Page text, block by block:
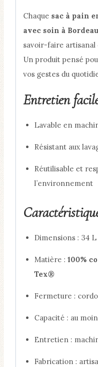
Chaque sac à pain
avec soin à
savoir-faire artisanal
Un produit pensé
vos gestes du
Entretien
Lavable en
Résistant aux
Réutilisable et
l’environnement
Dimensions : 34 L
Matière : 100%
Tex®
Fermeture :
Capacité : au
Entretien :
Fabrication :